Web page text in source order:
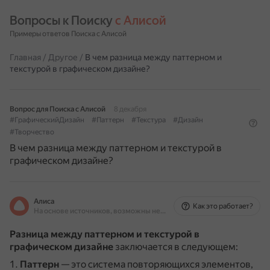
Вопросы к Поиску с Алисой
Примеры ответов Поиска с Алисой
Главная / Другое / В чем разница между паттерном и
текстурой в графическом дизайне?
Вопрос для Поиска с Алисой
8 декабря
#ГрафическийДизайн
#Паттерн #Текстура
#Дизайн
#Творчество
В чем разница между паттерном и текстурой в
графическом дизайне?
Алиса
На основе источников, возможны неточности
Как это работает?
Разница между паттерном и текстурой в
графическом дизайне заключается в следующем:
Паттерн — это система повторяющихся элементов,